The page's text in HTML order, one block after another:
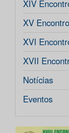
XIV
XV
XVI
XVII
Notícias
Eventos